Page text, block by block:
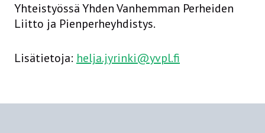
Yhteistyössä Yhden Vanhemman Perheiden
Liitto ja Pienperheyhdistys.
Lisätietoja: helja.jyrinki@yvpl.fi